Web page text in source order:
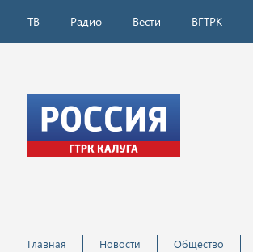
ТВ Радио Вести ВГТРК
Главная Новости Общество